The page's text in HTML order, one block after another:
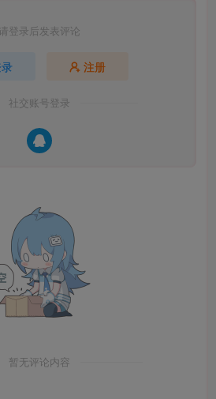
请登录后发表评论
注册
社交账号登录
暂无评论内容